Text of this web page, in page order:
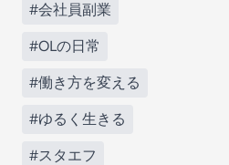
#会社員副業
#OLの日常
#働き方を変える
#ゆるく生きる
#スタエフ